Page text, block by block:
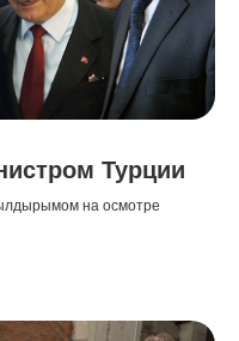
Турции
на осмотре